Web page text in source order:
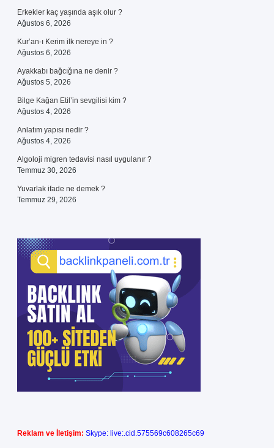
Erkekler kaç yaşında aşık olur ?
Ağustos 6, 2026
Kur’an-ı Kerim ilk nereye in ?
Ağustos 6, 2026
Ayakkabı bağcığına ne denir ?
Ağustos 5, 2026
Bilge Kağan Etil’in sevgilisi kim ?
Ağustos 4, 2026
Anlatım yapısı nedir ?
Ağustos 4, 2026
Algoloji migren tedavisi nasıl uygulanır ?
Temmuz 30, 2026
Yuvarlak ifade ne demek ?
Temmuz 29, 2026
Reklam ve İletişim: Skype: live:.cid.575569c608265c69